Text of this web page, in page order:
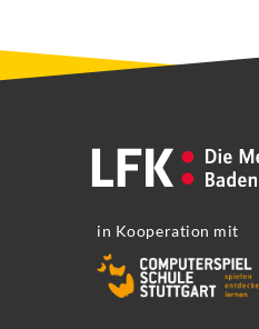
in Kooperation mit